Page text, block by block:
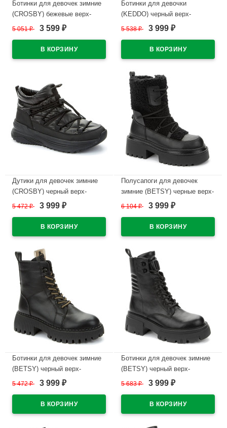
Ботинки для девочек зимние
(CROSBY) бежевые верх-
кожа подкладка
артикул 938328/01-03
5 051₽ 3 599 ₽
Ботинки для девочки
(KEDDO) черный верх-
искуственная кожа подкладка
артикул 838197/06-01
5 538₽ 3 999 ₽
Дутики для девочек зимние
(CROSBY) черный верх-
текстиль подкладка
артикул 438197/11-02
5 472₽ 3 999 ₽
Полусапоги для девочек
зимние (BETSY) черные верх-
искусственная кожа/
подкладка -искусственная
шерсть артикул 938028/02-01
В наличии
6 104₽ 3 999 ₽
Ботинки для девочек зимние
(BETSY) черный верх-
искусственная кожа
шерсть артикул 938032/02-01
5 472₽ 3 999 ₽
Ботинки для девочек зимние
(BETSY) черный верх-
искусственная кожа
шерсть артикул 938047/08-01
5 683₽ 3 999 ₽